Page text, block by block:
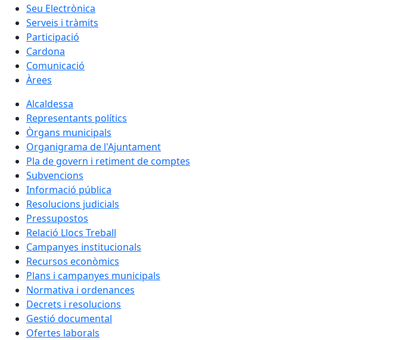
Seu Electrònica
Serveis i tràmits
Participació
Cardona
Comunicació
Àrees
Alcaldessa
Representants polítics
Òrgans municipals
Organigrama de l'Ajuntament
Pla de govern i retiment de comptes
Subvencions
Informació pública
Resolucions judicials
Pressupostos
Relació Llocs Treball
Campanyes institucionals
Recursos econòmics
Plans i campanyes municipals
Normativa i ordenances
Decrets i resolucions
Gestió documental
Ofertes laborals